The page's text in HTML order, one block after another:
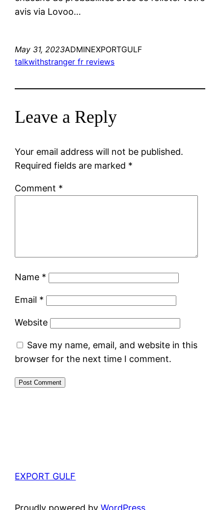
avis via Lovoo…
May 31, 2023ADMINEXPORTGULF
talkwithstranger fr reviews
Leave a Reply
Your email address will not be published.
Required fields are marked *
Comment *
Name *
Email *
Website
Save my name, email, and website in this
browser for the next time I comment.
EXPORT GULF
Proudly powered byWordPress